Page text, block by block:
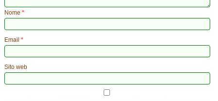
Nome*
Email*
Sito web